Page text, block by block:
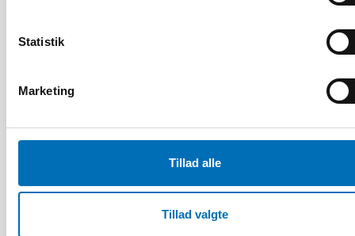
Statistik
Marketing
Tillad alle
Tillad valgte